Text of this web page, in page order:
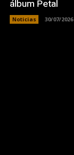
álbum Petal
Noticias 30/07/2026